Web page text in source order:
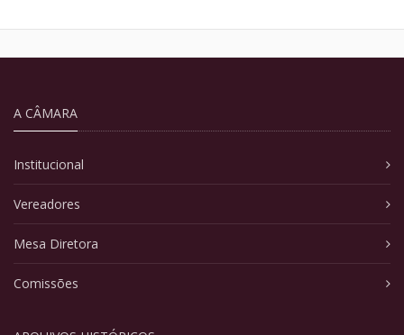
A CÂMARA
Institucional
Vereadores
Mesa Diretora
Comissões